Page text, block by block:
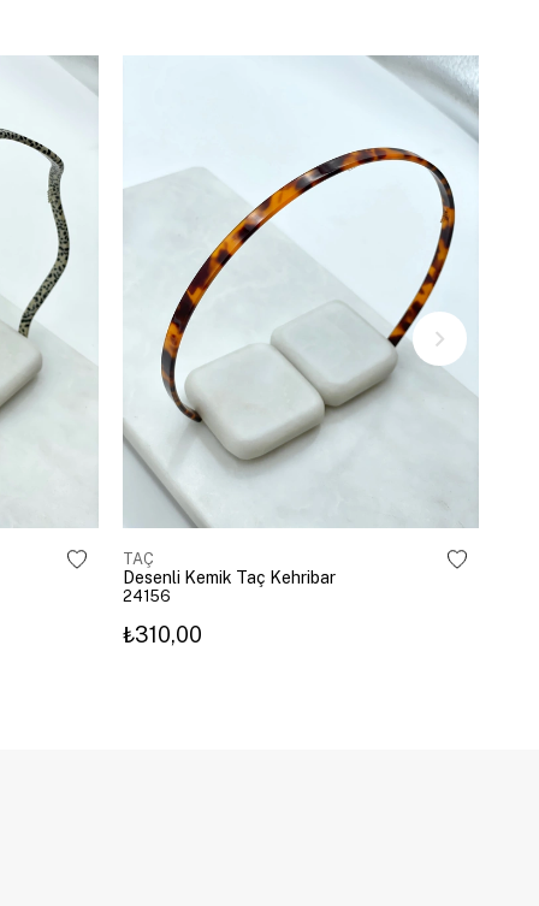
TAÇ
Desenli Kemik Taç Kehribar
24156
₺310,00